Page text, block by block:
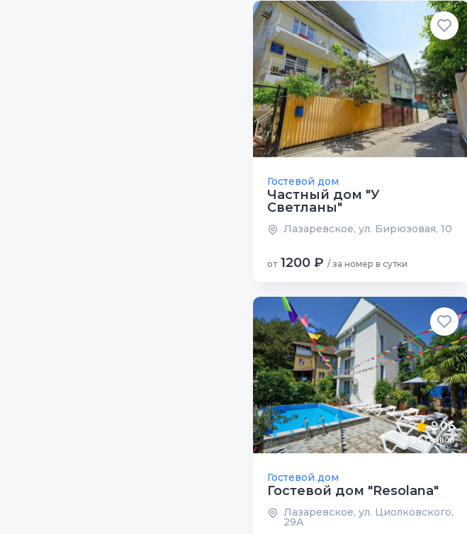
Гостевой дом
Частный дом "У
Светланы"
Лазаревское, ул. Бирюзовая, 10
от 1200 ₽ / за номер в сутки
9.06
6 отзывов
Гостевой дом
Гостевой дом "Resolana"
Лазаревское, ул. Циолковского,
29А